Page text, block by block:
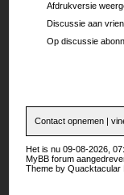
Afdrukversie
Discussie aan
Op discussie
Contact opnemen |
Het is nu 09-08-2026,
MyBB forum
Theme byQuacktacular